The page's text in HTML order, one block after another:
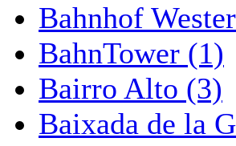
Bahnhof
BahnTower (1)
Bairro Alto (3)
Baixada de la